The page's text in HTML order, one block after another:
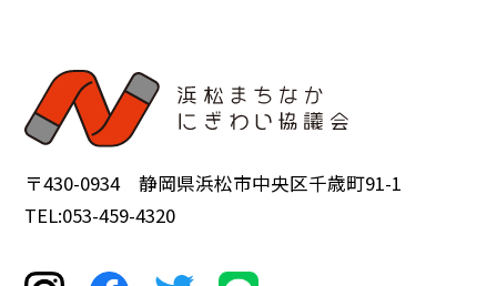
〒430-0934 静岡県浜松市中央区千歳町91-1
TEL:053-459-4320